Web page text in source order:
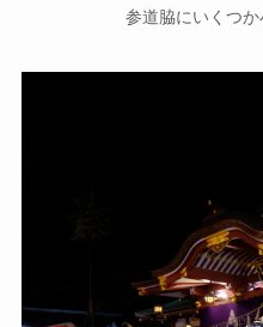
参道脇にいくつ